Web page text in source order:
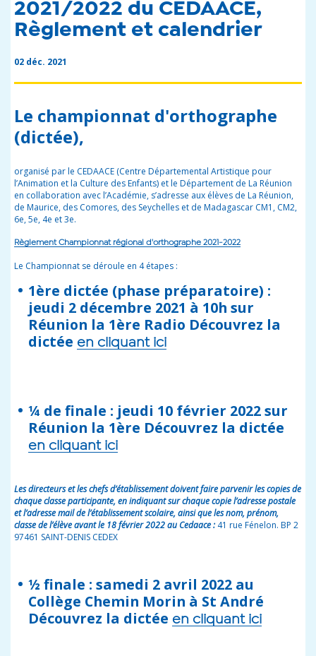
2021/2022 du CEDAACE,
Règlement et calendrier
02 déc. 2021
Le championnat d'orthographe
(dictée),
organisé par le CEDAACE (Centre Départemental Artistique pour
l’Animation et la Culture des Enfants) et le Département de La Réunion
en collaboration avec l’Académie, s’adresse aux élèves de La Réunion,
de Maurice, des Comores, des Seychelles et de Madagascar CM1, CM2,
6e, 5e, 4e et 3e.
Règlement Championnat régional d'orthographe 2021-2022
Le Championnat se déroule en 4 étapes :
1ère dictée (phase préparatoire) :
jeudi 2 décembre 2021 à 10h sur
Réunion la 1ère Radio Découvrez la
dictée en cliquant ici
¼ de finale : jeudi 10 février 2022 sur
Réunion la 1ère Découvrez la dictée
en cliquant ici
Les directeurs et les chefs d’établissement doivent faire parvenir les copies de
chaque classe participante, en indiquant sur chaque copie l’adresse postale
et l’adresse mail de l’établissement scolaire, ainsi que les nom, prénom,
classe de l’élève avant le 18 février 2022 au Cedaace :41 rue Fénelon. BP 2
97461 SAINT-DENIS CEDEX
½ finale : samedi 2 avril 2022 au
Collège Chemin Morin à St André
Découvrez la dictée en cliquant ici